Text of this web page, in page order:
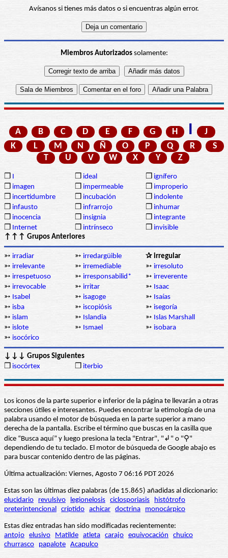
Avísanos si tienes más datos o si encuentras algún error.
Miembros Autorizadossolamente:
A B C D E F G H I
J
K
L M N Ñ O P Q R
S
T
U V W X Y Z
❒ I ❒ ideal ❒ ignífero
❒ imagen ❒ impermeable ❒ improperio
❒ incertidumbre ❒ incubación ❒ indolente
❒ infausto ❒ infrarrojo ❒ inhumar
❒ inocencia ❒ insignia ❒ integrante
❒ Internet ❒ intrínseco ❒ invisible
↑↑↑ Grupos Anteriores
➳ irradiar ➳ irredargüible
✰ irregular
➳ irrelevante ➳ irremediable ➳ irresoluto
➳ irrespetuoso ➳ irresponsabilid* ➳ irreverente
➳ irrevocable ➳ irritar ➳ Isaac
➳ Isabel ➳ isagoge ➳ Isaías
➳ isba ➳ iscopiósis ➳ isegoría
➳ islam ➳ Islandia ➳ Islas Marshall
➳ islote ➳ Ismael ➳ isobara
➳ isocórico
↓↓↓ Grupos Siguientes
❒ isocórtex ❒ iterbio
Los iconos de la parte superior e inferior de la página te llevarán a otras
secciones útiles e interesantes. Puedes encontrar la etimología de una
palabra usando el motor de búsqueda en la parte superior a mano
derecha de la pantalla. Escribe el término que buscas en la casilla que
dice “Busca aquí” y luego presiona la tecla "Entrar", "↲" o "⚲"
dependiendo de tu teclado. El motor de búsqueda de Google abajo es
para buscar contenido dentro de las páginas.
Última actualización: Viernes, Agosto 7 06:16 PDT 2026
Estas son las últimas diez palabras (de 15.865) añadidas al diccionario:
elucidario
revulsivo legionelosis ciclosporiasis
histótrofo
preterintencional críptido achicar doctrina monocárpico
Estas diez entradas han sido modificadas recientemente:
antojo elusivo Matilde atleta carajo equivocación
chuico
churrasco
papalote Acapulco